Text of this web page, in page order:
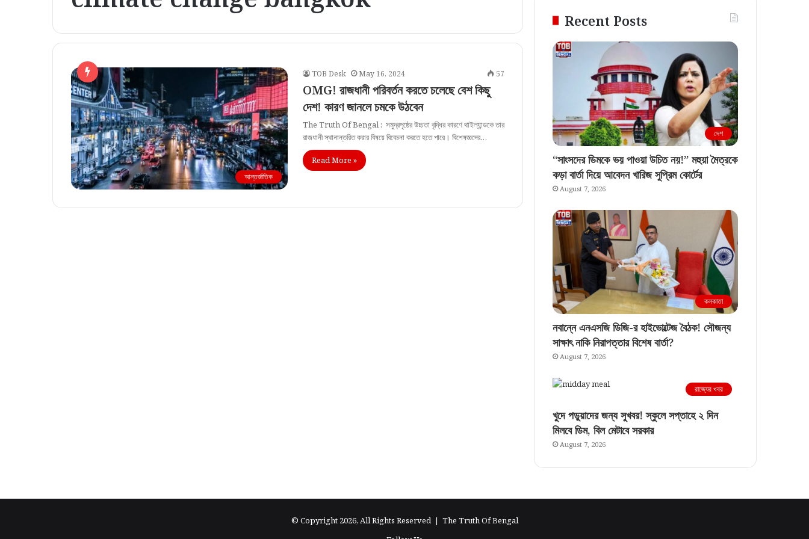
আন্তর্জাতিক
TOB Desk May 16, 2024 57
OMG! রাজধানী পরিবর্তন করতে চলেছে বেশ কিছু
দেশ! কারণ জানলে চমকে উঠবেন
The Truth Of Bengal : সমুদ্রপৃষ্ঠের উচ্চতা বৃদ্ধির কারণে থাইল্যান্ডকে তার
রাজধানী স্থানান্তরিত করার বিষয়ে বিবেচনা করতে হতে পারে। বিশেষজ্ঞদের…
Read More »
Recent Posts
দেশ
“সাংসদের ডিমকে ভয় পাওয়া উচিত নয়!” মহুয়া মৈত্রকে
কড়া বার্তা দিয়ে আবেদন খারিজ সুপ্রিম কোর্টের
August 7, 2026
কলকাতা
নবান্নে এনএসজি ডিজি-র হাইভোল্টেজ বৈঠক! সৌজন্য
সাক্ষাৎ নাকি নিরাপত্তার বিশেষ বার্তা?
August 7, 2026
রাজ্যের খবর
খুদে পড়ুয়াদের জন্য সুখবর! স্কুলে সপ্তাহে ২ দিন
মিলবে ডিম, বিল মেটাবে সরকার
August 7, 2026
© Copyright 2026, All Rights Reserved | The Truth Of Bengal